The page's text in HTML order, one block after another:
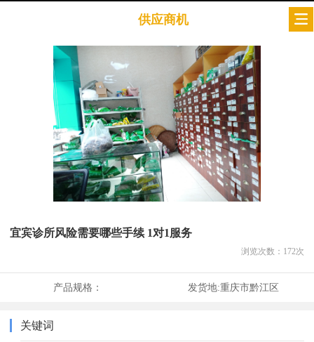
供应商机
宜宾诊所风险需要哪些手续 1对1服务
浏览次数： 172次
产品规格： 发货地:重庆市黔江区
关键词